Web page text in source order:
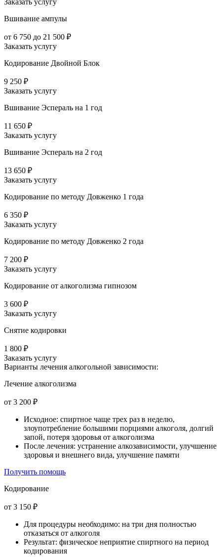
Заказать услугу
Вшивание ампулы
от 6 750 до 21 500 ₽
Заказать услугу
Кодирование Двойной Блок
9 250 ₽
Заказать услугу
Вшивание Эспераль на 1 год
11 650 ₽
Заказать услугу
Вшивание Эспераль на 2 год
13 650 ₽
Заказать услугу
Кодирование по методу Довженко 1 года
6 350 ₽
Заказать услугу
Кодирование по методу Довженко 2 года
7 200 ₽
Заказать услугу
Кодирование от алкоголизма гипнозом
3 600 ₽
Заказать услугу
Снятие кодировки
1 800 ₽
Заказать услугу
Варианты лечения алкогольной зависимости:
Лечение алкоголизма
от 3 200 ₽
Исходное: спиртное чаще трех раз в неделю,
злоупотребление большими порциями алкоголя, долгий
запой, потеря здоровья от алкоголизма
После лечения: устранение алкозависимости, улучшение
здоровья и внешнего вида, улучшение памяти
Получить помощь
Кодирование
от 3 150 ₽
Для процедуры необходимо: на три дня полностью
отказаться от алкоголя
Результат: физическое неприятие спиртного на период
кодирования